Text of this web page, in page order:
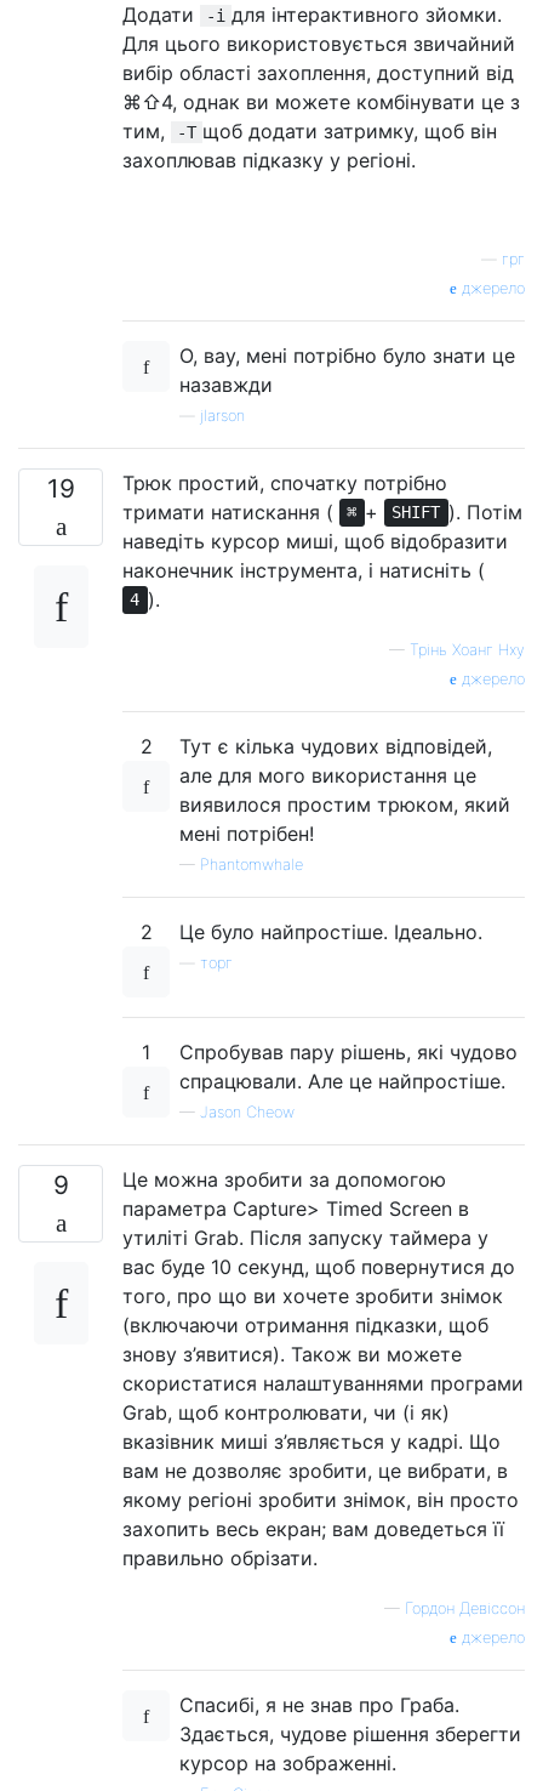
Додати -i для інтерактивного зйомки.
Для цього використовується звичайний
вибір області захоплення, доступний від
⌘⇧4, однак ви можете комбінувати це з
тим,
-T щоб додати затримку, щоб він
захоплював підказку у регіоні.
грг
джерело
О, вау, мені потрібно було знати це
назавжди
jlarson
19
Трюк простий, спочатку потрібно
тримати натискання (
⌘ + SHIFT ). Потім
наведіть курсор миші, щоб відобразити
наконечник інструмента, і натисніть (
4 ).
— Трінь Хоанг Нху
джерело
2
Тут є кілька чудових відповідей,
але для мого використання це
виявилося простим трюком, який
мені потрібен!
— Phantomwhale
2 Це було найпростіше. Ідеально.
торг
1
Спробував пару рішень, які чудово
спрацювали. Але це найпростіше.
— Jason Cheow
9
Це можна зробити за допомогою
параметра Capture> Timed Screen в
утиліті Grab. Після запуску таймера у
вас буде 10 секунд, щоб повернутися до
того, про що ви хочете зробити знімок
(включаючи отримання підказки, щоб
знову з’явитися). Також ви можете
скористатися налаштуваннями програми
Grab, щоб контролювати, чи (і як)
вказівник миші з’являється у кадрі. Що
вам не дозволяє зробити, це вибрати, в
якому регіоні зробити знімок, він просто
захопить весь екран; вам доведеться її
правильно обрізати.
— Гордон Девіссон
джерело
Спасибі, я не знав про Граба.
Здається, чудове рішення зберегти
курсор на зображенні.